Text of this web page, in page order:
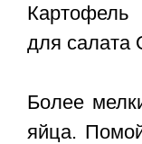
Картофель
для салата
Более
яйца.